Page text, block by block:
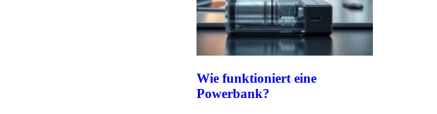
Wie funktioniert eine
Powerbank?